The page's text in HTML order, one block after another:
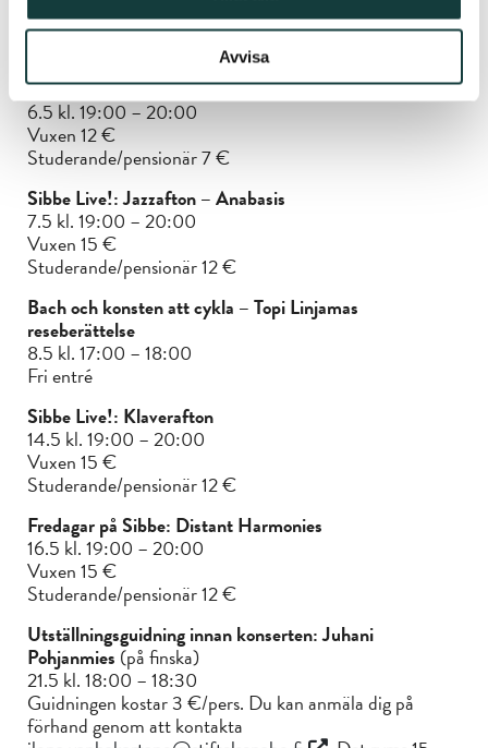
Avvisa
Studerande/pensionär 12 €
Opena-kuoron kevätkonsertti: Love is Love – Rakkaus
voittaa
6.5 kl. 19:00 – 20:00
Vuxen 12 €
Studerande/pensionär 7 €
Sibbe Live!: Jazzafton – Anabasis
7.5 kl. 19:00 – 20:00
Vuxen 15 €
Studerande/pensionär 12 €
Bach och konsten att cykla – Topi Linjamas
reseberättelse
8.5 kl. 17:00 – 18:00
Fri entré
Sibbe Live!: Klaverafton
14.5 kl. 19:00 – 20:00
Vuxen 15 €
Studerande/pensionär 12 €
Fredagar på Sibbe: Distant Harmonies
16.5 kl. 19:00 – 20:00
Vuxen 15 €
Studerande/pensionär 12 €
Utställningsguidning innan konserten: Juhani
Pohjanmies (på finska)
21.5 kl. 18:00 – 18:30
Guidningen kostar 3 €/pers. Du kan anmäla dig på
förhand genom att kontakta